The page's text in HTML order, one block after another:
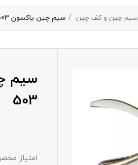
سیم چین و کف چین سیم چین یاکسون yx-503
503
امتیاز